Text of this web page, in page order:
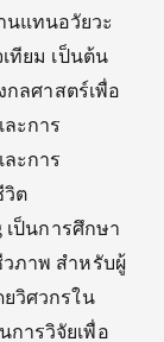
แทนอวัยวะ
ทียม เป็นต้น
กลศาสตร์เพื่อ
ะการ
ะการ
วิต
เป็นการศึกษา
วภาพ สำหรับผู้
วิศวกรใน
ารวิจัยเพื่อ